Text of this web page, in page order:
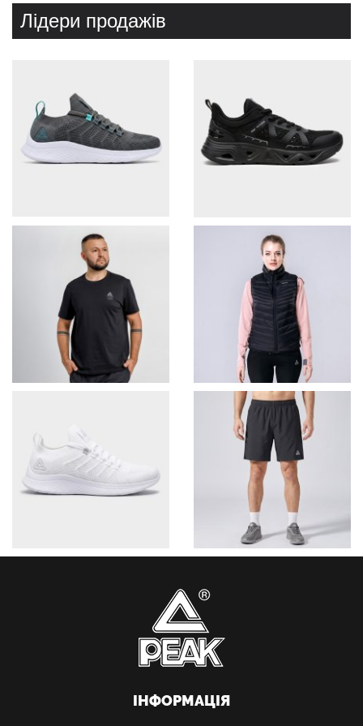
Лідери продажів
ІНФОРМАЦІЯ